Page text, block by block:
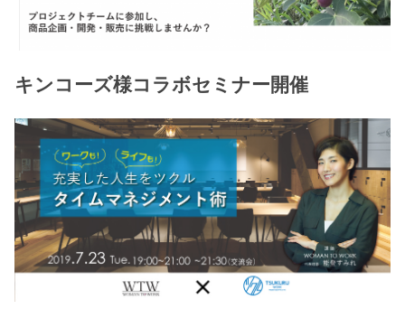
キンコーズ様コラボセミナー開催